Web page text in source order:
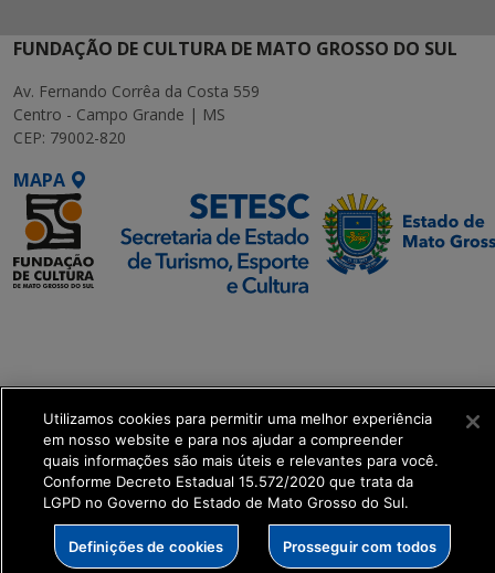
FUNDAÇÃO DE CULTURA DE MATO GROSSO DO SUL
Av. Fernando Corrêa da Costa 559
Centro - Campo Grande | MS
CEP: 79002-820
MAPA
get_footer();
Utilizamos cookies para permitir uma melhor experiência
em nosso website e para nos ajudar a compreender
quais informações são mais úteis e relevantes para você.
Conforme Decreto Estadual 15.572/2020 que trata da
LGPD no Governo do Estado de Mato Grosso do Sul.
Definições de cookies Prosseguir com todos